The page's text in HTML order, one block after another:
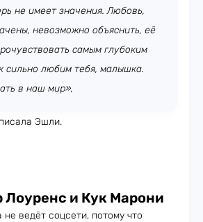
не имеет значения. Любовь,
невозможно объяснить, её
самым глубоким
сильно любим тебя, малышка.
в наш мир»,
Эшли.
и Кук Марони
ведёт соцсети, потому что